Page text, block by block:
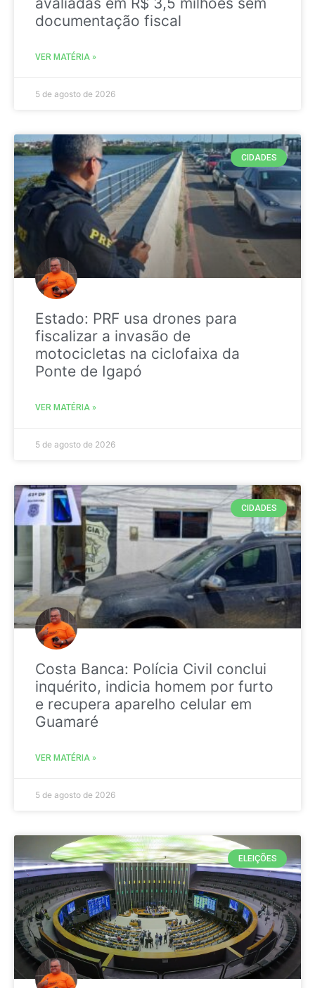
documentação fiscal
VER MATÉRIA »
5 de agosto de 2026
CIDADES
Estado: PRF usa drones para
fiscalizar a invasão de
motocicletas na ciclofaixa da
Ponte de Igapó
VER MATÉRIA »
5 de agosto de 2026
CIDADES
Costa Banca: Polícia Civil conclui
inquérito, indicia homem por furto
e recupera aparelho celular em
Guamaré
VER MATÉRIA »
5 de agosto de 2026
ELEIÇÕES